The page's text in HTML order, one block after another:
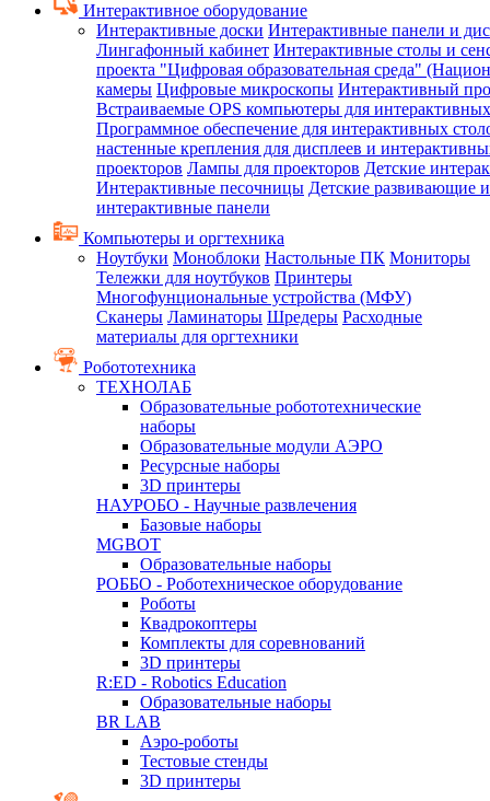
Интерактивное оборудование
Интерактивные доски Интерактивные панели и
Лингафонный кабинет Интерактивные столы и
проекта "Цифровая образовательная среда"
камеры Цифровые микроскопы Интерактивный
Встраиваемые OPS компьютеры для
Программное обеспечение для интерактивных
настенные крепления для дисплеев и
проекторов Лампы для проекторов Детские
Интерактивные песочницы Детские развивающие
интерактивные панели
Компьютеры и оргтехника
Ноутбуки Моноблоки Настольные ПК Мониторы
Тележки для ноутбуков Принтеры
Многофунциональные устройства (МФУ)
Сканеры Ламинаторы Шредеры Расходные
материалы для оргтехники
Робототехника
ТЕХНОЛАБ
Образовательные робототехнические
наборы
Образовательные модули АЭРО
Ресурсные наборы
3D принтеры
НАУРОБО - Научные развлечения
Базовые наборы
MGBOT
Образовательные наборы
РОББО - Роботехническое оборудование
Роботы
Квадрокоптеры
Комплекты для соревнований
3D принтеры
R:ED - Robotics Education
Образовательные наборы
BR LAB
Аэро-роботы
Тестовые стенды
3D принтеры